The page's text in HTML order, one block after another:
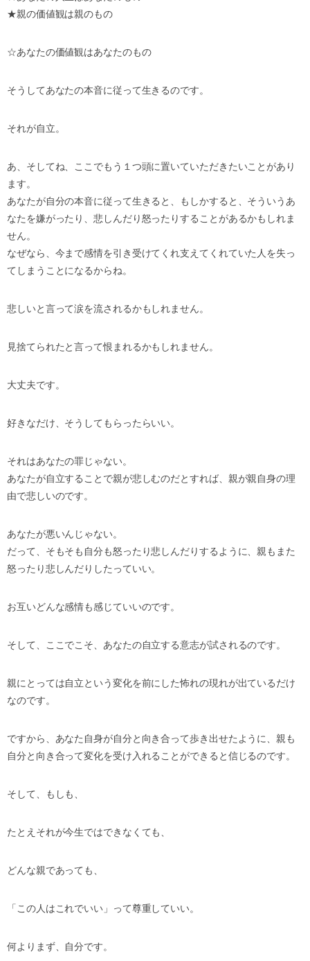
★親の価値観は親のもの
☆あなたの価値観はあなたのもの
そうしてあなたの本音に従って生きるのです。
それが自立。
あ、そしてね、ここでもう１つ頭に置いていただきたいことがあり
ます。
あなたが自分の本音に従って生きると、もしかすると、そういうあ
なたを嫌がったり、悲しんだり怒ったりすることがあるかもしれま
せん。
なぜなら、今まで感情を引き受けてくれ支えてくれていた人を失っ
てしまうことになるからね。
悲しいと言って涙を流されるかもしれません。
見捨てられたと言って恨まれるかもしれません。
大丈夫です。
好きなだけ、そうしてもらったらいい。
それはあなたの罪じゃない。
あなたが自立することで親が悲しむのだとすれば、親が親自身の理
由で悲しいのです。
あなたが悪いんじゃない。
だって、そもそも自分も怒ったり悲しんだりするように、親もまた
怒ったり悲しんだりしたっていい。
お互いどんな感情も感じていいのです。
そして、ここでこそ、あなたの自立する意志が試されるのです。
親にとっては自立という変化を前にした怖れの現れが出ているだけ
なのです。
ですから、あなた自身が自分と向き合って歩き出せたように、親も
自分と向き合って変化を受け入れることができると信じるのです。
そして、もしも、
たとえそれが今生ではできなくても、
どんな親であっても、
「この人はこれでいい」って尊重していい。
何よりまず、自分です。